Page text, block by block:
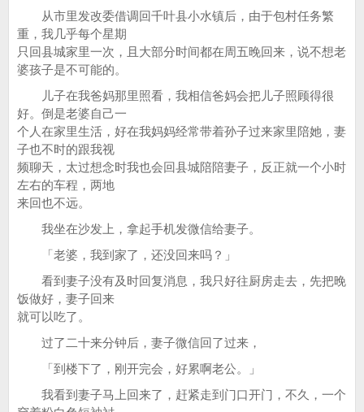
从市里发改委借调回千叶县小水镇后，由于包村任务繁
重，我几乎每个星期
只回县城家里一次，且大部分时间都在周五晚回来，说不想老
婆孩子是不可能的。
儿子在我爸妈那里照看，我相信爸妈会把儿子照顾得很
好。倒是老婆自己一
个人在家里生活，好在我妈妈经常带着孙子过来家里陪她，妻
子也不时的跟我视
频聊天，太过想念时我也会回县城陪陪妻子，反正就一个小时
左右的车程，两地
来回也不远。
我坐在沙发上，拿起手机发微信给妻子。
「老婆，我到家了，还没回来吗？」
看到妻子没有及时回复消息，我只好往厨房走去，先把晚
饭做好，妻子回来
就可以吃了。
过了二十来分钟后，妻子微信回了过来，
「到楼下了，刚开完会，好累啊老公。」
我看到妻子马上回来了，赶紧走到门口开门，不久，一个